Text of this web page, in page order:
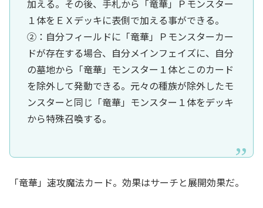
加える。その後、手札から「竜華」Ｐモンスター
１体をＥＸデッキに表側で加える事ができる。
②：自分フィールドに「竜華」Ｐモンスターカー
ドが存在する場合、自分メインフェイズに、自分
の墓地から「竜華」モンスター１体とこのカード
を除外して発動できる。元々の種族が除外したモ
ンスターと同じ「竜華」モンスター１体をデッキ
から特殊召喚する。
「竜華」速攻魔法カード。効果はサーチと展開効果だ。